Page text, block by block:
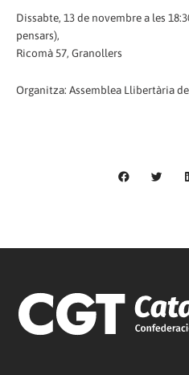
Dissabte, 13 de novembre a les
pensars),
Ricomà 57, Granollers
Organitza: Assemblea Llibertària